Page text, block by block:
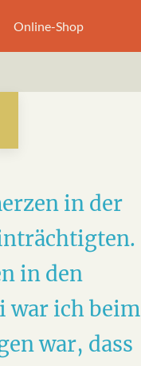
Online-Shop
in der
in den
war ich beim
war, dass